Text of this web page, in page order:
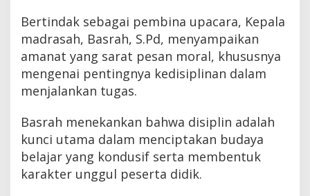
Bertindak sebagai pembina upacara, Kepala
madrasah, Basrah, S.Pd, menyampaikan
amanat yang sarat pesan moral, khususnya
mengenai pentingnya kedisiplinan dalam
menjalankan tugas.
Basrah menekankan bahwa disiplin adalah
kunci utama dalam menciptakan budaya
belajar yang kondusif serta membentuk
karakter unggul peserta didik.